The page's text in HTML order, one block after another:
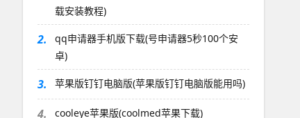
载安装教程)
2.
qq申请器手机版下载(号申请器5秒100个安
卓)
3. 苹果版钉钉电脑版(苹果版钉钉电脑版能用吗)
4. cooleye苹果版(coolmed苹果下载)